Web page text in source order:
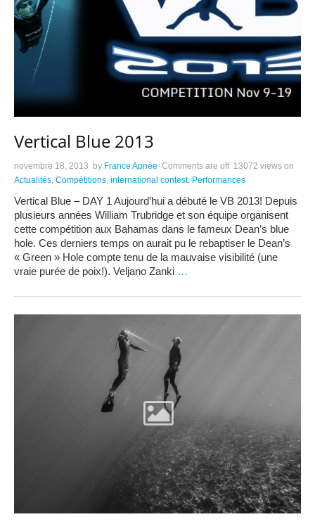
Vertical Blue 2013
novembre 18, 2013 by France Apnée Comments are off 13072 views on
Actualités, Compétitions, international contest, Performances
Vertical Blue – DAY 1 Aujourd’hui a débuté le VB 2013! Depuis
plusieurs années William Trubridge et son équipe organisent
cette compétition aux Bahamas dans le fameux Dean’s blue
hole. Ces derniers temps on aurait pu le rebaptiser le Dean’s
« Green » Hole compte tenu de la mauvaise visibilité (une
vraie purée de poix!). Veljano Zanki …